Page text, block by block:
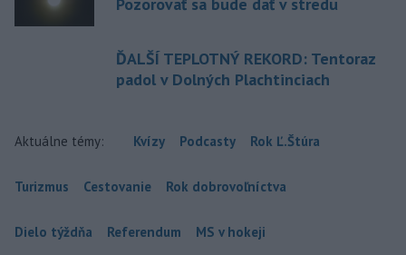
Pozorovať sa bude dať v stredu
ĎALŠÍ TEPLOTNÝ REKORD: Tentoraz
padol v Dolných Plachtinciach
Aktuálne témy: Kvízy Podcasty Rok Ľ.Štúra
Turizmus Cestovanie Rok dobrovoľníctva
Dielo týždňa Referendum MS v hokeji